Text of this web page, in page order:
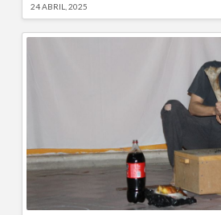
24 ABRIL, 2025